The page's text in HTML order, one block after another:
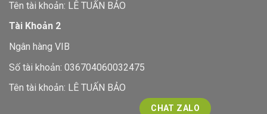
Tên tài khoản: LÊ TUẤN BẢO
Tài Khoản 2
Ngân hàng VIB
Số tài khoản: 036704060032475
Tên tài khoản: LÊ TUẤN BẢO
CHAT ZALO